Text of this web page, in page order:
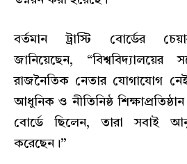
বর্তমান ট্রাস্টি বোর্ডের
জানিয়েছেন, “বিশ্ববিদ্যালয়ের
রাজনৈতিক নেতার যোগাযোগ
আধুনিক ও নীতিনিষ্ঠ
বোর্ডে ছিলেন, তারা সবাই
করেছেন।”